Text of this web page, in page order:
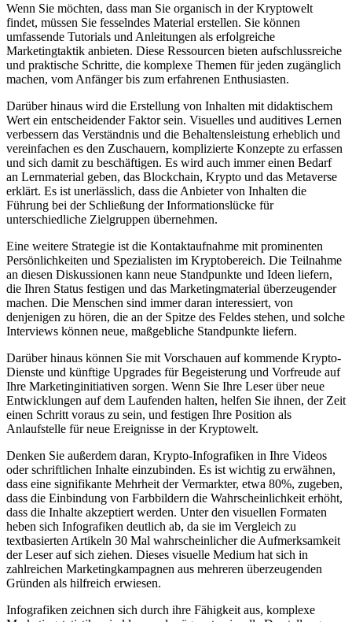
Wenn Sie möchten, dass man Sie organisch in der Kryptowelt
findet, müssen Sie fesselndes Material erstellen. Sie können
umfassende Tutorials und Anleitungen als erfolgreiche
Marketingtaktik anbieten. Diese Ressourcen bieten aufschlussreiche
und praktische Schritte, die komplexe Themen für jeden zugänglich
machen, vom Anfänger bis zum erfahrenen Enthusiasten.
Darüber hinaus wird die Erstellung von Inhalten mit didaktischem
Wert ein entscheidender Faktor sein. Visuelles und auditives Lernen
verbessern das Verständnis und die Behaltensleistung erheblich und
vereinfachen es den Zuschauern, komplizierte Konzepte zu erfassen
und sich damit zu beschäftigen. Es wird auch immer einen Bedarf
an Lernmaterial geben, das Blockchain, Krypto und das Metaverse
erklärt. Es ist unerlässlich, dass die Anbieter von Inhalten die
Führung bei der Schließung der Informationslücke für
unterschiedliche Zielgruppen übernehmen.
Eine weitere Strategie ist die Kontaktaufnahme mit prominenten
Persönlichkeiten und Spezialisten im Kryptobereich. Die Teilnahme
an diesen Diskussionen kann neue Standpunkte und Ideen liefern,
die Ihren Status festigen und das Marketingmaterial überzeugender
machen. Die Menschen sind immer daran interessiert, von
denjenigen zu hören, die an der Spitze des Feldes stehen, und solche
Interviews können neue, maßgebliche Standpunkte liefern.
Darüber hinaus können Sie mit Vorschauen auf kommende Krypto-
Dienste und künftige Upgrades für Begeisterung und Vorfreude auf
Ihre Marketinginitiativen sorgen. Wenn Sie Ihre Leser über neue
Entwicklungen auf dem Laufenden halten, helfen Sie ihnen, der Zeit
einen Schritt voraus zu sein, und festigen Ihre Position als
Anlaufstelle für neue Ereignisse in der Kryptowelt.
Denken Sie außerdem daran, Krypto-Infografiken in Ihre Videos
oder schriftlichen Inhalte einzubinden. Es ist wichtig zu erwähnen,
dass eine signifikante Mehrheit der Vermarkter, etwa 80%, zugeben,
dass die Einbindung von Farbbildern die Wahrscheinlichkeit erhöht,
dass die Inhalte akzeptiert werden. Unter den visuellen Formaten
heben sich Infografiken deutlich ab, da sie im Vergleich zu
textbasierten Artikeln 30 Mal wahrscheinlicher die Aufmerksamkeit
der Leser auf sich ziehen. Dieses visuelle Medium hat sich in
zahlreichen Marketingkampagnen aus mehreren überzeugenden
Gründen als hilfreich erwiesen.
Infografiken zeichnen sich durch ihre Fähigkeit aus, komplexe